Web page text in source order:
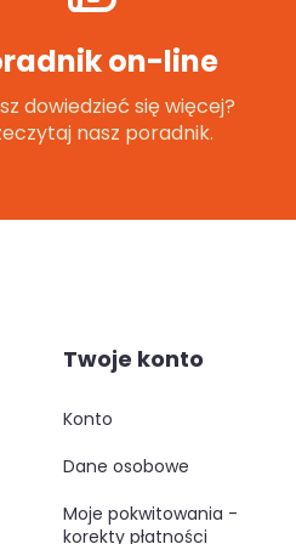
on-line
dowiedzieć się więcej?
nasz poradnik.
Twoje konto
konto
dane osobowe
moje pokwitowania -
korekty płatności